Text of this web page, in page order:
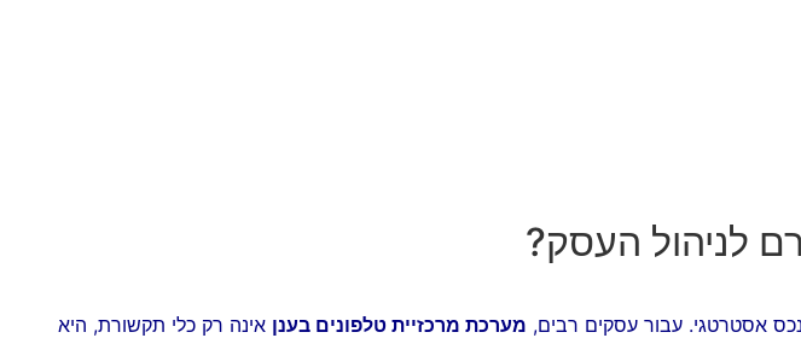
לניהול העסק?
אסטרטגי. עבור עסקים רבים, מערכת מרכזיית טלפונים בענן אינה רק כלי תקשורת, היא